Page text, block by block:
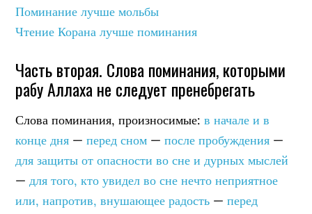
Поминание лучше мольбы
Чтение Корана лучше поминания
Часть вторая. Слова поминания, которыми
рабу Аллаха не следует пренебрегать
Слова поминания, произносимые:в начале и в
конце дня —перед сном —после пробуждения —
для защиты от опасности во сне и дурных мыслей
—для того, кто увидел во сне нечто неприятное
или, напротив, внушающее радость —перед